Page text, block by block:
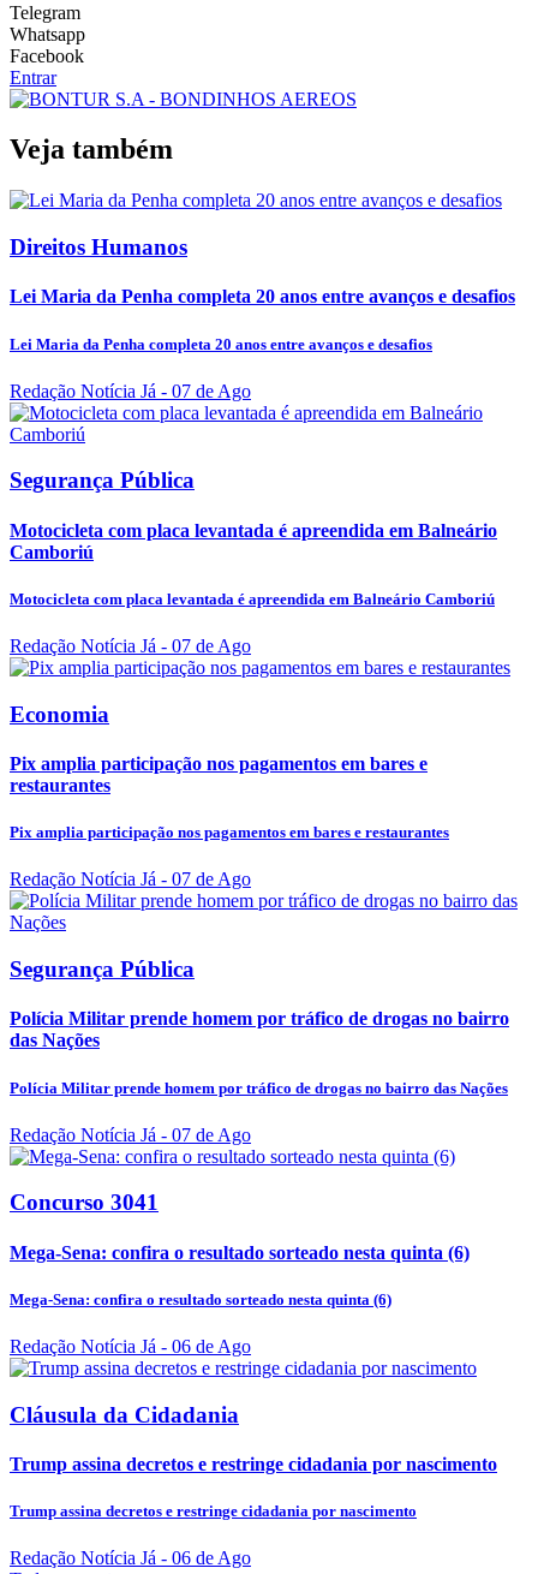
Telegram
Whatsapp
Facebook
Entrar
Veja também
Direitos Humanos
Lei Maria da Penha completa 20 anos entre avanços e desafios
Lei Maria da Penha completa 20 anos entre avanços e desafios
Redação Notícia Já - 07 de Ago
Segurança Pública
Motocicleta com placa levantada é apreendida em Balneário
Camboriú
Motocicleta com placa levantada é apreendida em Balneário Camboriú
Redação Notícia Já - 07 de Ago
Economia
Pix amplia participação nos pagamentos em bares e
restaurantes
Pix amplia participação nos pagamentos em bares e restaurantes
Redação Notícia Já - 07 de Ago
Segurança Pública
Polícia Militar prende homem por tráfico de drogas no bairro
das Nações
Polícia Militar prende homem por tráfico de drogas no bairro das Nações
Redação Notícia Já - 07 de Ago
Concurso 3041
Mega-Sena: confira o resultado sorteado nesta quinta (6)
Mega-Sena: confira o resultado sorteado nesta quinta (6)
Redação Notícia Já - 06 de Ago
Cláusula da Cidadania
Trump assina decretos e restringe cidadania por nascimento
Trump assina decretos e restringe cidadania por nascimento
Redação Notícia Já - 06 de Ago